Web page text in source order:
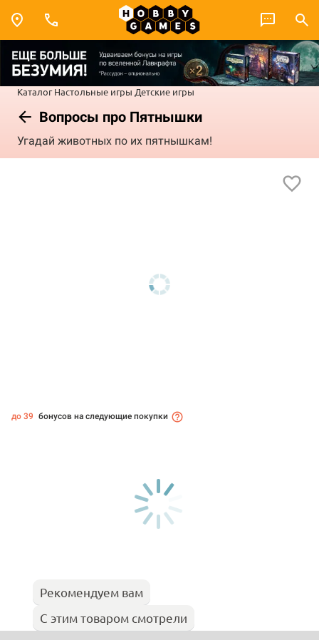
Каталог Настольные игры Детские игры
Вопросы про Пятнышки
Угадай животных по их пятнышкам!
до 39 бонусов на следующие покупки
Рекомендуем вам
С этим товаром смотрели